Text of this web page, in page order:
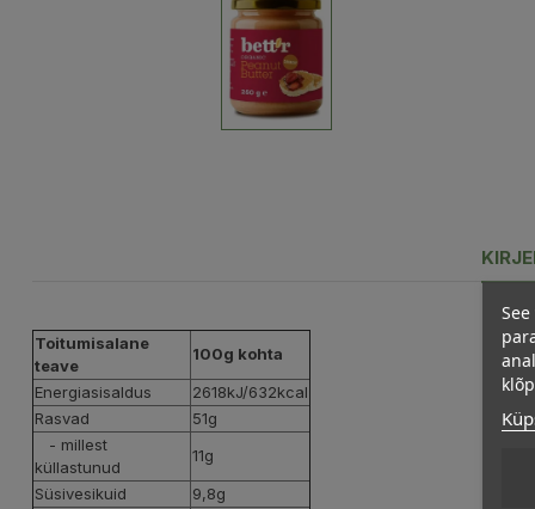
Toitumisalane
teave
100g kohta
Energiasisaldus
2618kJ/632kcal
Rasvad
51g
- millest
küllastunud
11g
Süsivesikuid
9,8g